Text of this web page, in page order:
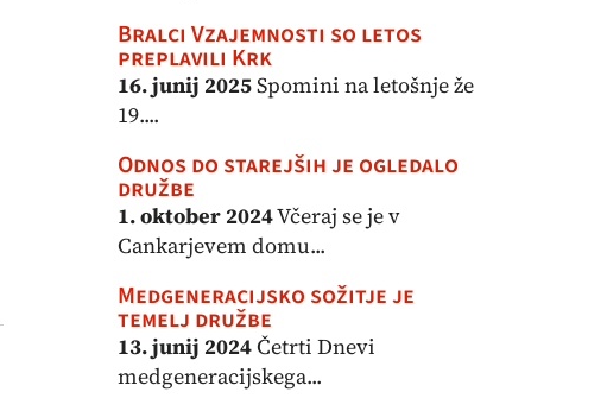
Bralci Vzajemnosti so letos
preplavili Krk
16. junij 2025Spomini na letošnje že
19....
Odnos do starejših je ogledalo
družbe
1. oktober 2024Včeraj se je v
Cankarjevem domu...
Medgeneracijsko sožitje je
temelj družbe
13. junij 2024Četrti Dnevi
medgeneracijskega...